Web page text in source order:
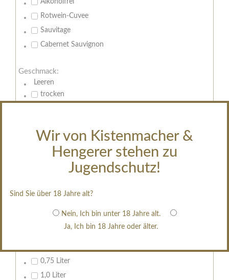
Wir von Kistenmacher &
Hengerer stehen zu
Jugendschutz!
Sind Sie über 18 Jahre alt?
Nein, Ich bin unter 18 Jahre alt.
Ja, Ich bin 18 Jahre oder älter.
Alkoholfrei
Rotwein-Cuvee
Sauvitage
Cabernet Sauvignon
Geschmack:
Leeren
trocken
restsüß
edelsüß
im Holzfass gereift
erfrischend, nicht zu süß
0,75 Liter
1,0 Liter